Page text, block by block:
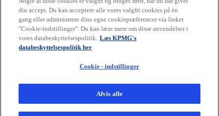
Karriere
o
p
n
s
o
n
s
i
o
n
s
s
Code of Conducto
e
n
s
i
Dataetik
enheder. KPMG Internationals enheder leverer ikke ydelser til
din accept. Du kan acceptere alle vores valgfri cookies på én
gang eller administrere dine egne cookiepræferencer via linket
"Cookie-indstillinger". Du kan læse mere om disse anvendelser i
vores databeskyttelsespolitik. Læs KPMG's
databeskyttelsespolitik her
Cookie - indstillinger
Afvis alle